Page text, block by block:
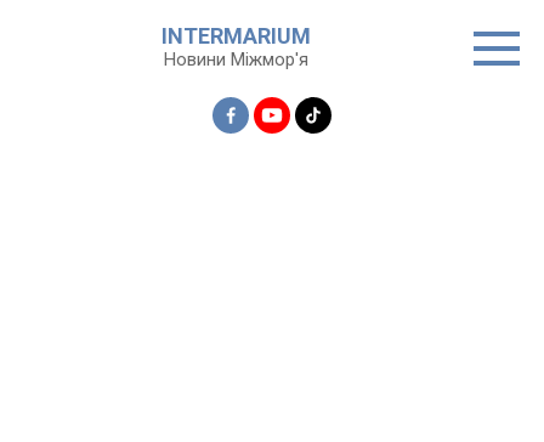
INTERMARIUM
Новини Міжмор'я